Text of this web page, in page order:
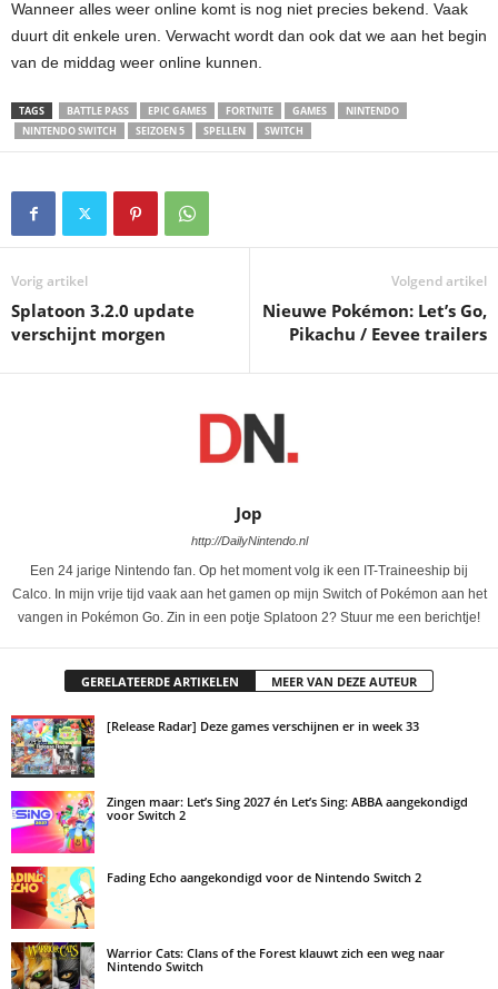
Wanneer alles weer online komt is nog niet precies bekend. Vaak
duurt dit enkele uren. Verwacht wordt dan ook dat we aan het begin
van de middag weer online kunnen.
TAGS BATTLE PASS EPIC GAMES FORTNITE GAMES
NINTENDO
NINTENDO SWITCH
SEIZOEN 5 SPELLEN SWITCH
Vorig artikel
Splatoon 3.2.0 update
verschijnt morgen
Volgend artikel
Nieuwe Pokémon: Let’s Go,
Pikachu / Eevee trailers
Jop
http://DailyNintendo.nl
Een 24 jarige Nintendo fan. Op het moment volg ik een IT-Traineeship bij
Calco. In mijn vrije tijd vaak aan het gamen op mijn Switch of Pokémon aan het
vangen in Pokémon Go. Zin in een potje Splatoon 2? Stuur me een berichtje!
GERELATEERDE ARTIKELEN MEER VAN DEZE AUTEUR
[Release Radar] Deze games verschijnen er in week 33
Zingen maar: Let’s Sing 2027 én Let’s Sing: ABBA aangekondigd
voor Switch 2
Fading Echo aangekondigd voor de Nintendo Switch 2
Warrior Cats: Clans of the Forest klauwt zich een weg naar
Nintendo Switch